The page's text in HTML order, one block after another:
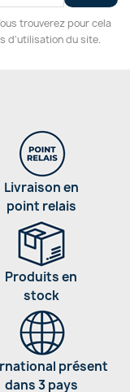
trouverez pour cela
d'utilisation du site.
Livraison en
point relais
Produits en
stock
présent
dans 3 pays